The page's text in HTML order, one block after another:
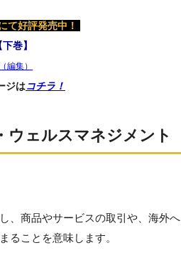
て好評発売中！
巻】
編集）
ジはコチラ！
ウェルスマネジメント
、商品やサービスの取引や、海外へ
ることを意味します。